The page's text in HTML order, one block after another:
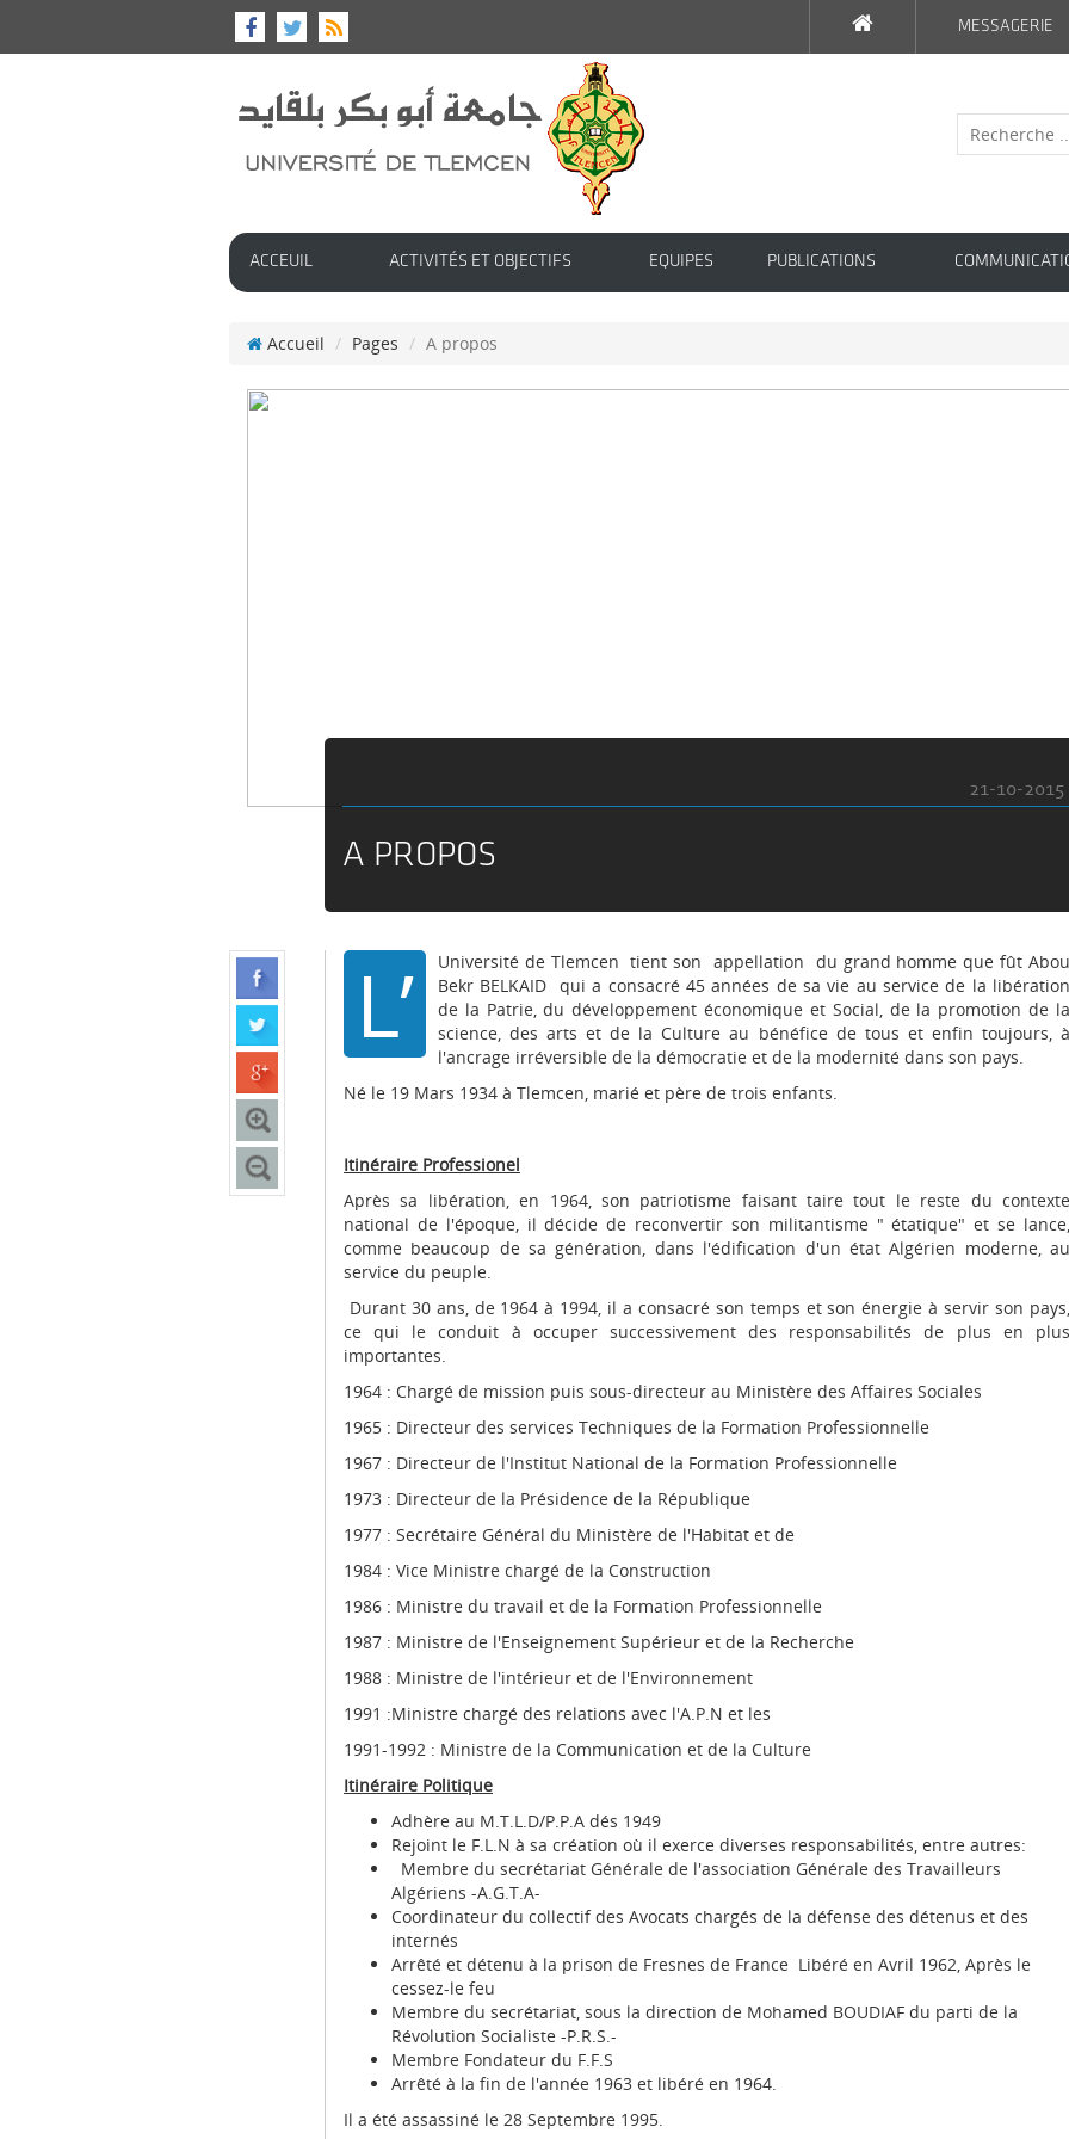
MESSAGERIE
ACCEUIL ACTIVITÉS ET OBJECTIFS EQUIPES PUBLICATIONS
Accueil Pages A propos
21-10-2015
A PROPOS
L’
Université de Tlemcen tient son appellation du grand homme que fût Abou
Bekr BELKAID qui a consacré 45 années de sa vie au service de la libération
de la Patrie, du développement économique et Social, de la promotion de la
science, des arts et de la Culture au bénéfice de tous et enfin toujours, à
l'ancrage irréversible de la démocratie et de la modernité dans son pays.
Né le 19 Mars 1934 à Tlemcen, marié et père de trois enfants.
Itinéraire Professionel
Après sa libération, en 1964, son patriotisme faisant taire tout le reste du contexte
national de l'époque, il décide de reconvertir son militantisme " étatique" et se lance,
comme beaucoup de sa génération, dans l'édification d'un état Algérien moderne, au
service du peuple.
Durant 30 ans, de 1964 à 1994, il a consacré son temps et son énergie à servir son pays,
ce qui le conduit à occuper successivement des responsabilités de plus en plus
importantes.
1964 : Chargé de mission puis sous-directeur au Ministère des Affaires Sociales
1965 : Directeur des services Techniques de la Formation Professionnelle
1967 : Directeur de l'Institut National de la Formation Professionnelle
1973 : Directeur de la Présidence de la République
1977 : Secrétaire Général du Ministère de l'Habitat et de
1984 : Vice Ministre chargé de la Construction
1986 : Ministre du travail et de la Formation Professionnelle
1987 : Ministre de l'Enseignement Supérieur et de la Recherche
1988 : Ministre de l'intérieur et de l'Environnement
1991 :Ministre chargé des relations avec l'A.P.N et les
1991-1992 : Ministre de la Communication et de la Culture
Itinéraire Politique
Adhère au M.T.L.D/P.P.A dés 1949
Rejoint le F.L.N à sa création où il exerce diverses responsabilités, entre autres:
Membre du secrétariat Générale de l'association Générale des Travailleurs
Algériens -A.G.T.A-
Coordinateur du collectif des Avocats chargés de la défense des détenus et des
internés
Arrêté et détenu à la prison de Fresnes de France Libéré en Avril 1962, Après le
cessez-le feu
Membre du secrétariat, sous la direction de Mohamed BOUDIAF du parti de la
Révolution Socialiste -P.R.S.-
Membre Fondateur du F.F.S
Arrêté à la fin de l'année 1963 et libéré en 1964.
Il a été assassiné le 28 Septembre 1995.